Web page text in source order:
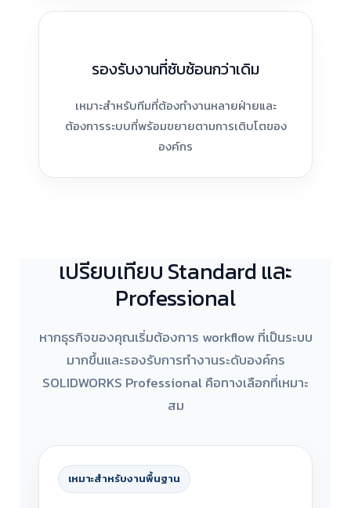
รองรับงานที่ซับซ้อนกว่าเดิม
เหมาะสำหรับทีมที่ต้องทำงานหลายฝ่ายและ
ต้องการระบบที่พร้อมขยายตามการเติบโตของ
องค์กร
เปรียบเทียบ Standard และ
Professional
หากธุรกิจของคุณเริ่มต้องการ workflow ที่เป็นระบบ
มากขึ้นและรองรับการทำงานระดับองค์กร
SOLIDWORKS Professional คือทางเลือกที่เหมาะ
สม
เหมาะสำหรับงานพื้นฐาน